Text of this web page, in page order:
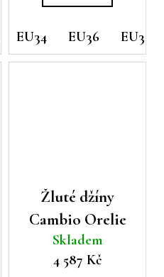
EU42 EU44
EU34 EU36 EU38
Žluté džíny
Cambio Orelie
Skladem
4 587 Kč